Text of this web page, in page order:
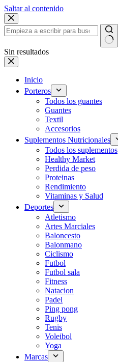
Saltar al contenido
Sin resultados
Inicio
Porteros
Todos los guantes
Guantes
Textil
Accesorios
Suplementos Nutricionales
Todos los suplementos
Healthy Market
Perdida de peso
Proteinas
Rendimiento
Vitaminas y Salud
Deportes
Atletismo
Artes Marciales
Baloncesto
Balonmano
Ciclismo
Futbol
Futbol sala
Fitness
Natacion
Padel
Ping pong
Rugby
Tenis
Voleibol
Yoga
Marcas